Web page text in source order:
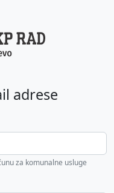
adrese
za komunalne usluge